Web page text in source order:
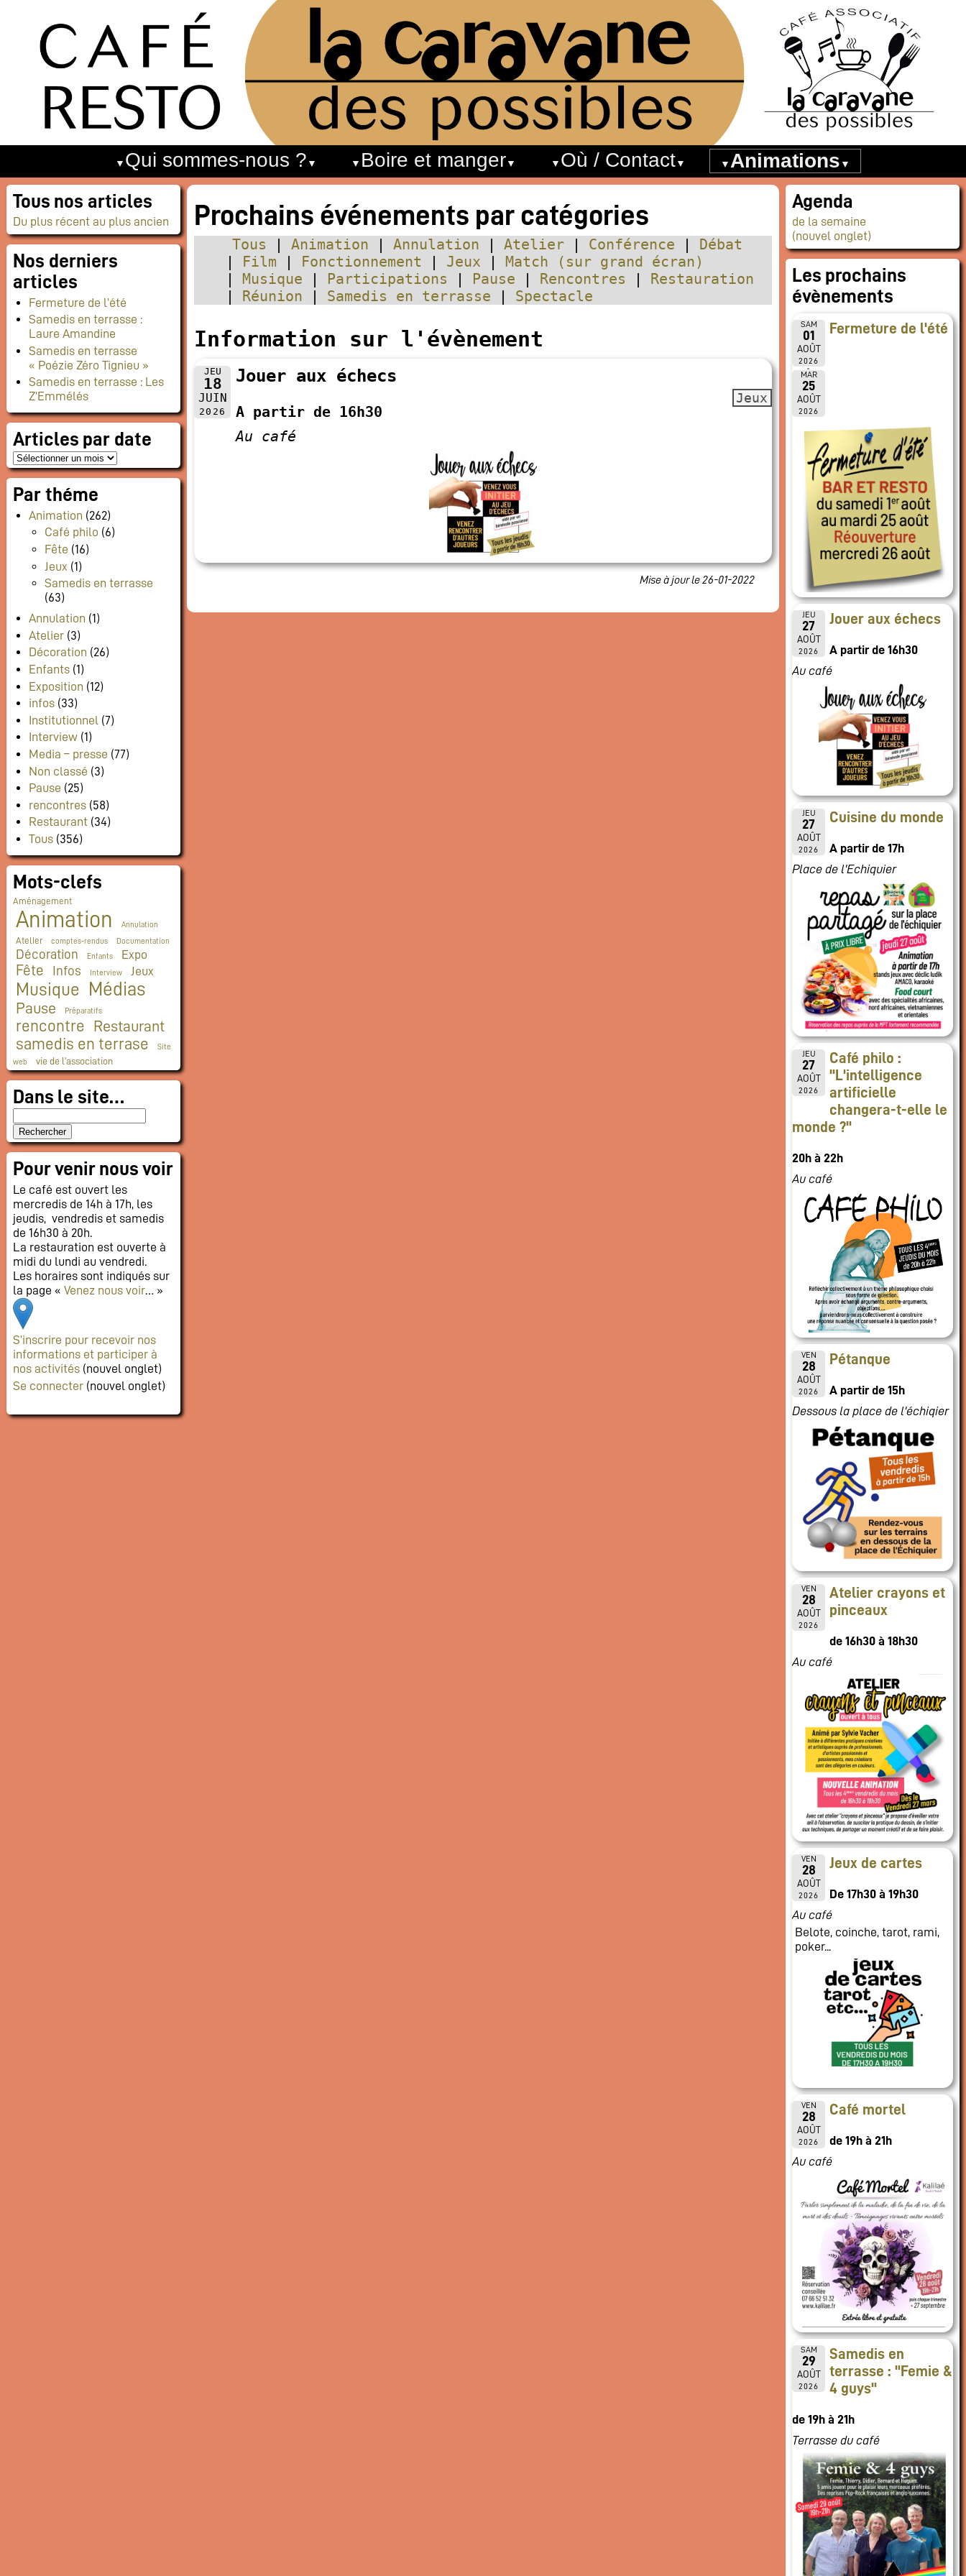
Qui sommes-nous ? Boire et manger Où / Contact Animations
Prochains événements par catégories
Tous Animation Annulation Atelier Conférence
Débat
Film
Fonctionnement Jeux
Match (sur grand écran)
Musique
Participations Pause Rencontres
Restauration
Réunion
Samedis en terrasse Spectacle
Information sur l'évènement
JEU
18
JUIN
2026
Jouer aux échecs
A partir de 16h30
Au café
Jeux
Mise à jour le 26-01-2022
Tous nos articles
Du plus récent au plus ancien
Nos derniers
articles
Fermeture de l’été
Samedis en terrasse :
Laure Amandine
Samedis en terrasse
« Poézie Zéro Tignieu »
Samedis en terrasse : Les
Z’Emmélés
Articles par date
Par théme
Animation (262)
Café philo (6)
Fête (16)
Jeux (1)
Samedis en terrasse
(63)
Annulation (1)
Atelier (3)
Décoration (26)
Enfants (1)
Exposition (12)
infos (33)
Institutionnel (7)
Interview (1)
Media – presse (77)
Non classé (3)
Pause (25)
rencontres (58)
Restaurant (34)
Tous (356)
Mots-clefs
Aménagement
Animation Annulation
Atelier comptes-rendus Documentation
Décoration Enfants Expo
Fête Infos Interview Jeux
Musique Médias
Pause Préparatifs
rencontre Restaurant
samedis en terrase
Site
web
vie de l'association
Dans le site…
Pour venir nous voir
Le café est ouvert les
mercredis de 14h à 17h, les
jeudis, vendredis et samedis
de 16h30 à 20h.
La restauration est ouverte à
midi du lundi au vendredi.
Les horaires sont indiqués sur
la page « Venez nous voir … »
S’inscrire pour recevoir nos
informations et participer à
nos activités (nouvel onglet)
Se connecter (nouvel onglet)
Agenda
de la semaine
(nouvel onglet)
Les prochains
évènements
SAM
01
AOÛT
2026
MAR
25
AOÛT
2026
Fermeture de l'été
JEU
27
AOÛT
2026
Jouer aux échecs
A partir de 16h30
Au café
JEU
27
AOÛT
2026
Cuisine du monde
A partir de 17h
Place de l'Echiquier
JEU
27
AOÛT
2026
Café philo :
"L'intelligence
artificielle
changera-t-elle le
monde ?"
20h à 22h
Au café
VEN
28
AOÛT
2026
Pétanque
A partir de 15h
Dessous la place de l'échiqier
VEN
28
AOÛT
2026
Atelier crayons et
pinceaux
de 16h30 à 18h30
Au café
VEN
28
AOÛT
2026
Jeux de cartes
De 17h30 à 19h30
Au café
Belote, coinche, tarot, rami,
poker...
VEN
28
AOÛT
2026
Café mortel
de 19h à 21h
Au café
SAM
29
AOÛT
2026
Samedis en
terrasse : "Femie &
4 guys"
de 19h à 21h
Terrasse du café